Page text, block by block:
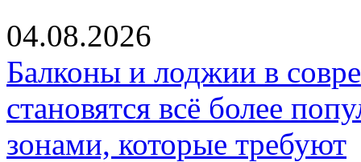
04.08.2026
Балконы и лоджии в
становятся всё более
зонами, которые требуют